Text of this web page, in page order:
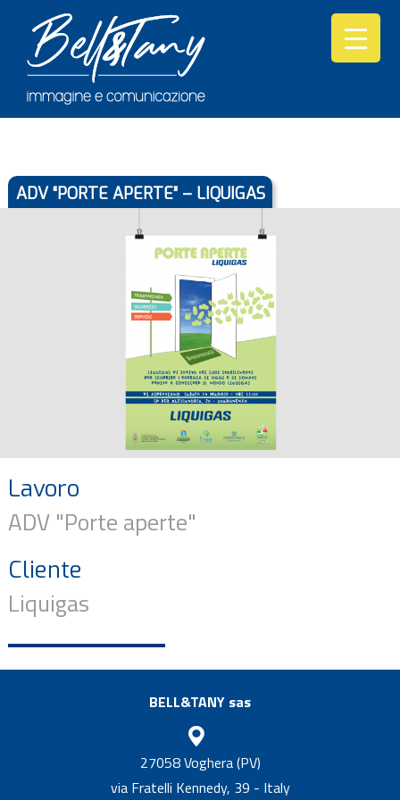
ADV “PORTE APERTE” – LIQUIGAS
Lavoro
ADV "Porte aperte"
Cliente
Liquigas
BELL&TANY sas
27058 Voghera (PV)
via Fratelli Kennedy, 39 - Italy